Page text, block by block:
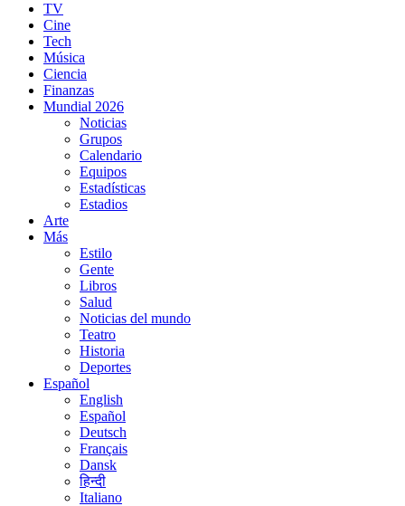
TV
Cine
Tech
Música
Ciencia
Finanzas
Mundial 2026
Noticias
Grupos
Calendario
Equipos
Estadísticas
Estadios
Arte
Más
Estilo
Gente
Libros
Salud
Noticias del mundo
Teatro
Historia
Deportes
Español
English
Español
Deutsch
Français
Dansk
हिन्दी
Italiano